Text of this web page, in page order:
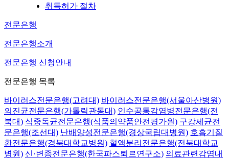
취득허가 절차
전문은행
전문은행소개
전문은행 신청안내
전문은행 목록
바이러스전문은행(고려대) 바이러스전문은행(서울아산병원)
의진균전문은행(가톨릭관동대) 인수공통감염병전문은행(전
북대) 식중독균전문은행(식품의약품안전평가원) 구강세균전
문은행(조선대) 난배양성전문은행(경상국립대병원) 호흡기질
환전문은행(경북대학교병원) 혈액분리전문은행(전북대학교
병원) 신·변종전문은행(한국파스퇴르연구소) 의료관련감염내